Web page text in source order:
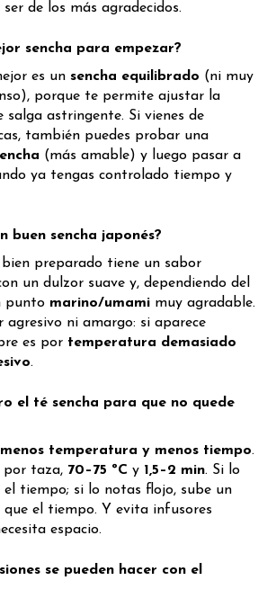
de los más agradecidos.
sencha para empezar?
es un sencha equilibrado (ni muy
porque te permite ajustar la
salga astringente. Si vienes de
también puedes probar una
(más amable) y luego pasar a
ya tengas controlado tiempo y
buen sencha japonés?
bien preparado tiene un sabor
un dulzor suave y, dependiendo del
punto marino/umami muy agradable.
ni amargo: si aparece
es por temperatura demasiado
.
el té sencha para que no quede
menos temperatura y menos tiempo.
por taza, 70–75 ºC y 1,5–2 min. Si lo
tiempo; si lo notas flojo, sube un
que el tiempo. Y evita infusores
espacio.
se pueden hacer con el